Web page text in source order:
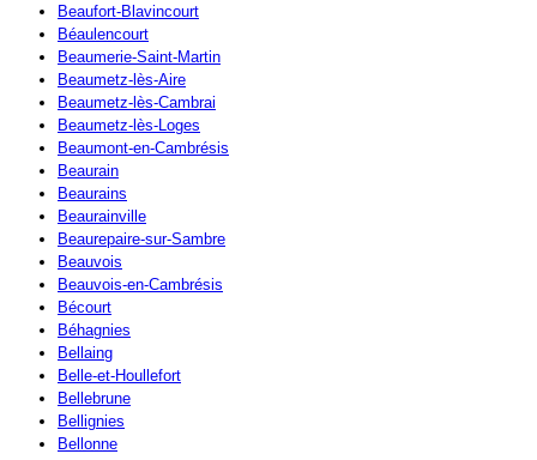
Beaufort-Blavincourt
Béaulencourt
Beaumerie-Saint-Martin
Beaumetz-lès-Aire
Beaumetz-lès-Cambrai
Beaumetz-lès-Loges
Beaumont-en-Cambrésis
Beaurain
Beaurains
Beaurainville
Beaurepaire-sur-Sambre
Beauvois
Beauvois-en-Cambrésis
Bécourt
Béhagnies
Bellaing
Belle-et-Houllefort
Bellebrune
Bellignies
Bellonne